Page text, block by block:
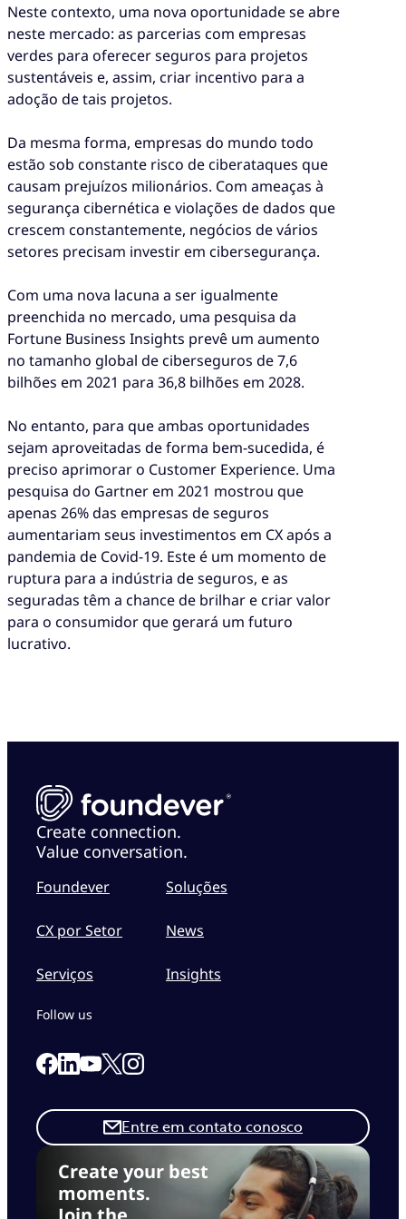
Neste contexto, uma nova oportunidade se abre
neste mercado: as parcerias com empresas
verdes para oferecer seguros para projetos
sustentáveis e, assim, criar incentivo para a
adoção de tais projetos.
Da mesma forma, empresas do mundo todo
estão sob constante risco de ciberataques que
causam prejuízos milionários. Com ameaças à
segurança cibernética e violações de dados que
crescem constantemente, negócios de vários
setores precisam investir em cibersegurança.
Com uma nova lacuna a ser igualmente
preenchida no mercado, uma pesquisa da
Fortune Business Insights prevê um aumento
no tamanho global de ciberseguros de 7,6
bilhões em 2021 para 36,8 bilhões em 2028.
No entanto, para que ambas oportunidades
sejam aproveitadas de forma bem-sucedida, é
preciso aprimorar o Customer Experience. Uma
pesquisa do Gartner em 2021 mostrou que
apenas 26% das empresas de seguros
aumentariam seus investimentos em CX após a
pandemia de Covid-19. Este é um momento de
ruptura para a indústria de seguros, e as
seguradas têm a chance de brilhar e criar valor
para o consumidor que gerará um futuro
lucrativo.
Create connection.
Value conversation.
Foundever
CX por Setor
Serviços
Soluções
News
Insights
Create your best
moments.
Entre em contato conosco
Follow us
Link to our Facebook page
Link to our Linkedin page
Link to our Youtube page
Link to our X page
Link to our Instagram page